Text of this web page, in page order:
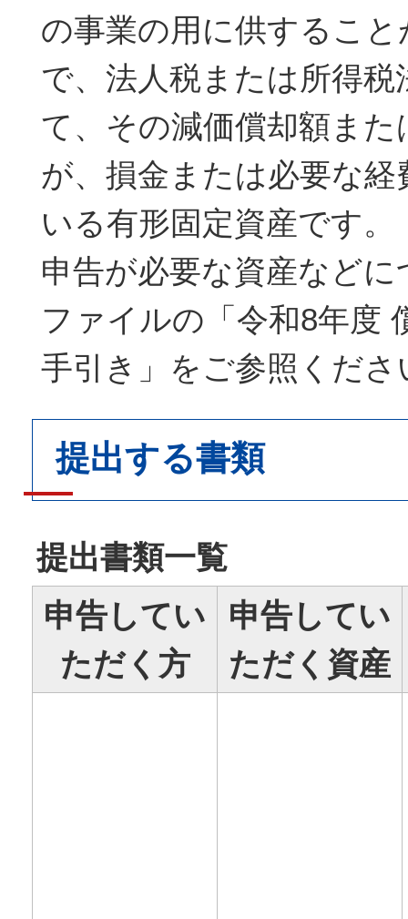
の事業の用に供するこ
で、法人税または所得
て、その減価償却額また
が、損金または必要な
いる有形固定資産です。
申告が必要な資産など
ファイルの「令和8年度
手引き」をご参照くださ
提出する書類
提出書類一覧
申告してい
ただく方
申告してい
ただく資産